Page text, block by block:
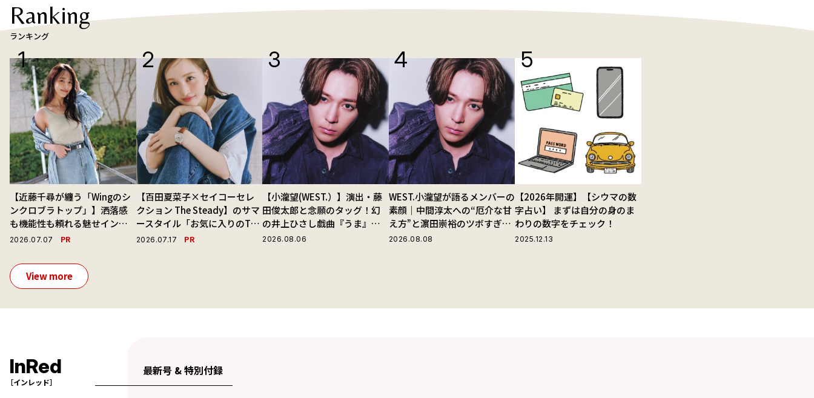
Ranking
ランキング
【近藤千尋が纏う「Wingのシ
ンクロブラトップ」】洒落感
も機能性も頼れる魅せインナ
ーで毎日を心地よくアプデ！
2026.07.07 PR
【百田夏菜子×セイコーセレ
クション The Steady】のサマ
ースタイル「お気に入りのTシ
ャツと最高の時計と。」
2026.07.17 PR
【小瀧望(WEST.）】演出・藤
田俊太郎と念願のタッグ！幻
の井上ひさし戯曲『うま』で
演じる“爽快な悪人”の魅力と
2026.08.06
WEST.小瀧望が語るメンバーの
素顔｜中間淳太への“厄介な甘
え方”と濵田崇裕のツボすぎる
言動
2026.08.08
【2026年開運】【シウマの数
字占い】 まずは自分の身のま
わりの数字をチェック！
2025.12.13
View more
InRed
［インレッド］
最新号 & 特別付録